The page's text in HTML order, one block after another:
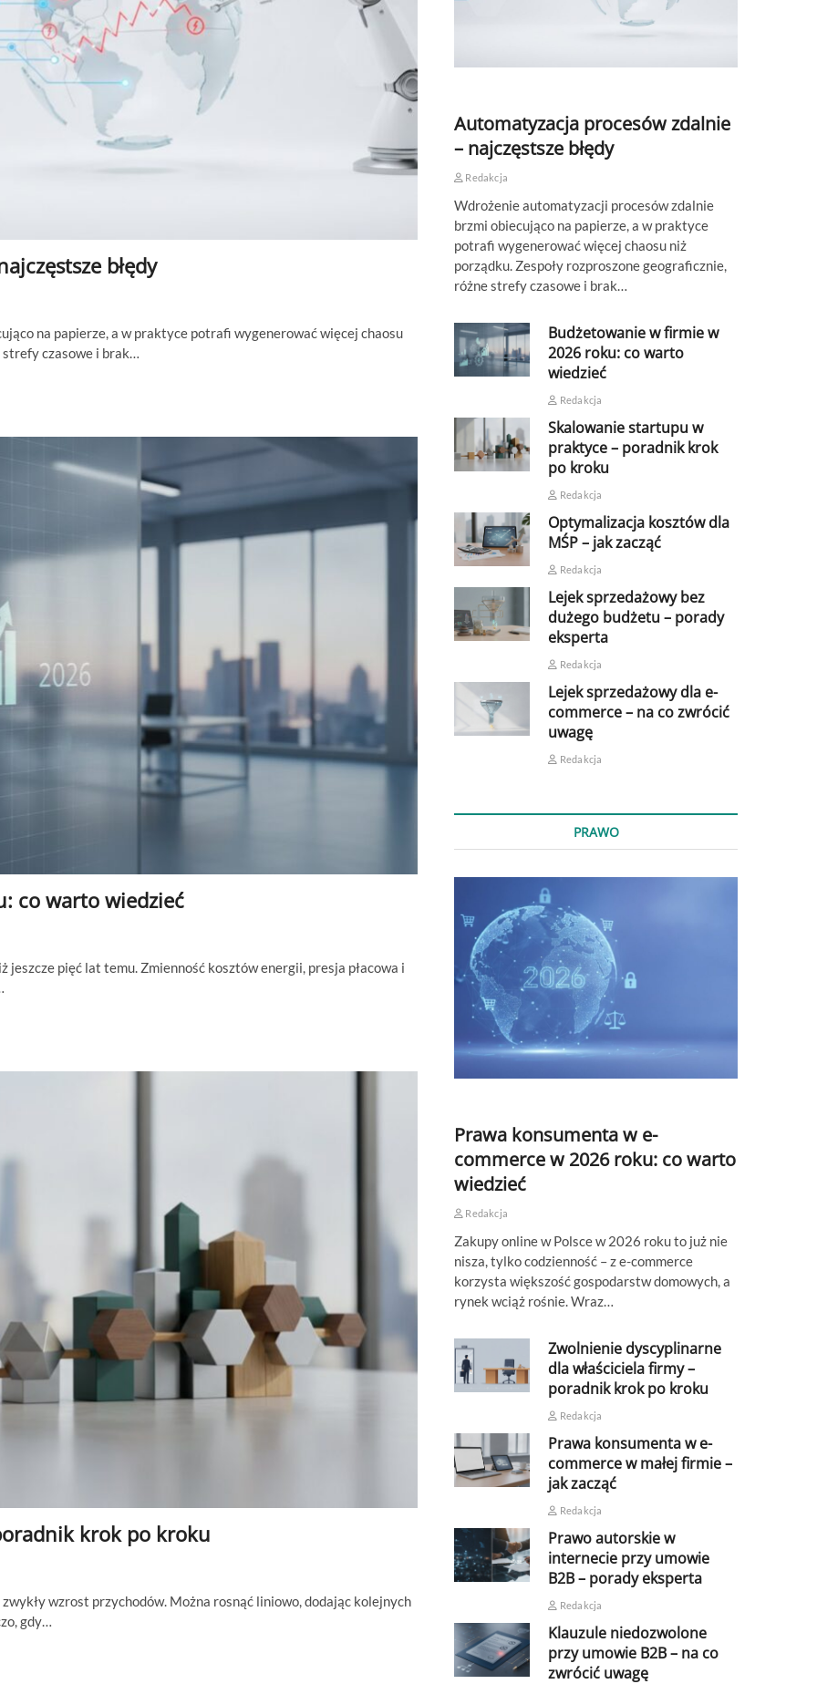
błędy
na papierze, a w praktyce potrafi wygenerować więcej chaosu
strefy czasowe i brak…
co warto wiedzieć
pięć lat temu. Zmienność kosztów energii, presja płacowa i
krok po kroku
wzrost przychodów. Można rosnąć liniowo, dodając kolejnych
gdy…
Automatyzacja procesów zdalnie
– najczęstsze błędy
Redakcja
Wdrożenie automatyzacji procesów zdalnie
brzmi obiecująco na papierze, a w praktyce
potrafi wygenerować więcej chaosu niż
porządku. Zespoły rozproszone geograficznie,
różne strefy czasowe i brak…
Budżetowanie w firmie w
2026 roku: co warto
wiedzieć
Redakcja
Skalowanie startupu w
praktyce – poradnik krok
po kroku
Redakcja
Optymalizacja kosztów dla
MŚP – jak zacząć
Redakcja
Lejek sprzedażowy bez
dużego budżetu – porady
eksperta
Redakcja
Lejek sprzedażowy dla e-
commerce – na co zwrócić
uwagę
Redakcja
PRAWO
Prawa konsumenta w e-
commerce w 2026 roku: co warto
wiedzieć
Redakcja
Zakupy online w Polsce w 2026 roku to już nie
nisza, tylko codzienność – z e-commerce
korzysta większość gospodarstw domowych, a
rynek wciąż rośnie. Wraz…
Zwolnienie dyscyplinarne
dla właściciela firmy –
poradnik krok po kroku
Redakcja
Prawa konsumenta w e-
commerce w małej firmie –
jak zacząć
Redakcja
Prawo autorskie w
internecie przy umowie
B2B – porady eksperta
Redakcja
Klauzule niedozwolone
przy umowie B2B – na co
zwrócić uwagę